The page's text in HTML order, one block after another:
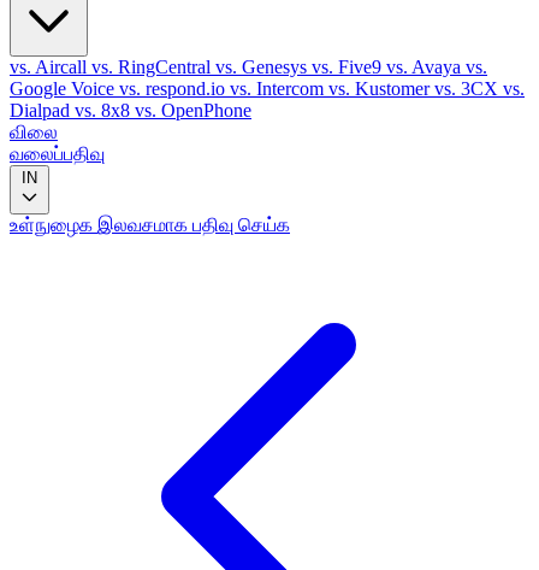
vs. Aircall vs. RingCentral vs. Genesys vs. Five9 vs. Avaya vs.
Google Voice vs. respond.io vs. Intercom vs. Kustomervs. 3CX vs.
Dialpad vs. 8x8 vs. OpenPhone
விலை
வலைப்பதிவு
IN
உள்நுழைக இலவசமாக பதிவு செய்க